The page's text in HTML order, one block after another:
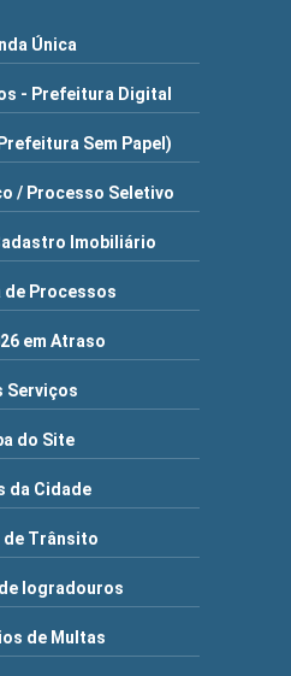
Única
- Prefeitura Digital
Sem Papel)
/ Processo Seletivo
Imobiliário
de Processos
em Atraso
Serviços
do Site
da Cidade
de Trânsito
logradouros
de Multas